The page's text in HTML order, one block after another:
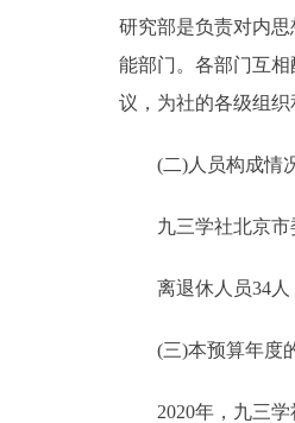
研究部是负责对内
能部门。各部门互
议，为社的各级组织
(二)人员构成情
九三学社北京市
离退休人员34人
(三)本预算年度
2020年，九三学